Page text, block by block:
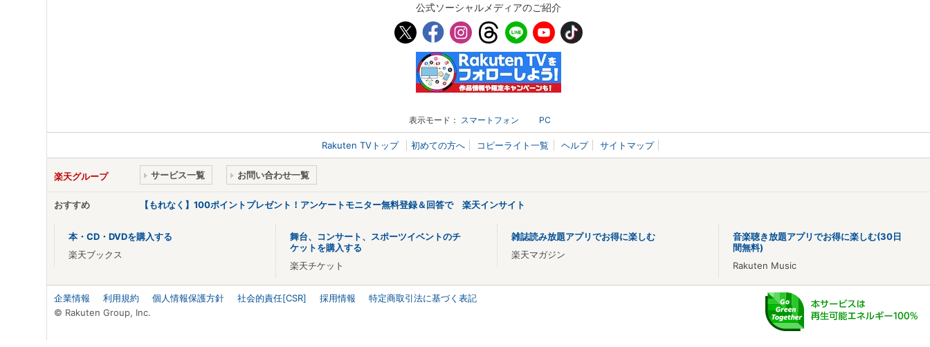
公式ソーシャルメディアのご紹介
表示モード： スマートフォン PC
Rakuten TVトップ 初めての方へ コピーライト一覧 ヘルプ サイトマップ
楽天グループ サービス一覧 お問い合わせ一覧
おすすめ 【もれなく】100ポイントプレゼント！アンケートモニター無料登録＆回答で 楽天インサイト
本・CD・DVDを購入する
楽天ブックス
舞台、コンサート、スポーツイベントのチ
ケットを購入する
楽天チケット
雑誌読み放題アプリでお得に楽しむ
楽天マガジン
音楽聴き放題アプリでお得に楽しむ(30日
間無料)
Rakuten Music
企業情報 利用規約 個人情報保護方針 社会的責任[CSR] 採用情報
特定商取引法に基づく表記
© Rakuten Group, Inc.